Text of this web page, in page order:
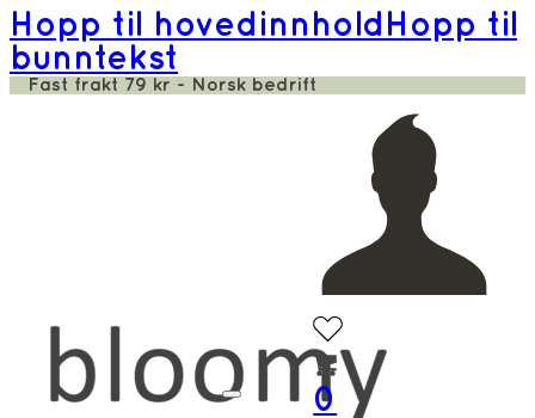
Hopp til hovedinnhold Hopp til
bunntekst
Fast frakt 79 kr - Norsk bedrift
0